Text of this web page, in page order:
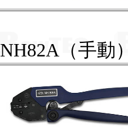
NH82A（手